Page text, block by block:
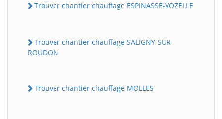
Trouver chantier chauffage ESPINASSE-VOZELLE
Trouver chantier chauffage SALIGNY-SUR-
ROUDON
Trouver chantier chauffage MOLLES